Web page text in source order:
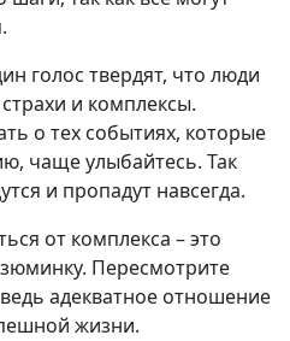
голос твердят, что люди
и комплексы.
о тех событиях, которые
чаще улыбайтесь. Так
и пропадут навсегда.
от комплекса – это
Пересмотрите
адекватное отношение
жизни.